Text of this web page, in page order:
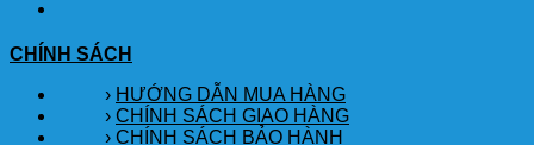
CHÍNH SÁCH
› HƯỚNG DẪN MUA HÀNG
› CHÍNH SÁCH GIAO HÀNG
› CHÍNH SÁCH BẢO HÀNH